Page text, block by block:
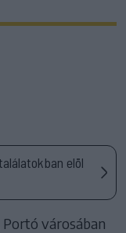
elöl
Portó városában